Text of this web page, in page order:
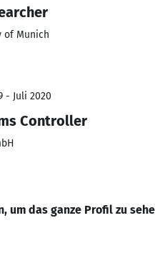
of Munich
- Juli 2020
Controller
um das ganze Profil zu